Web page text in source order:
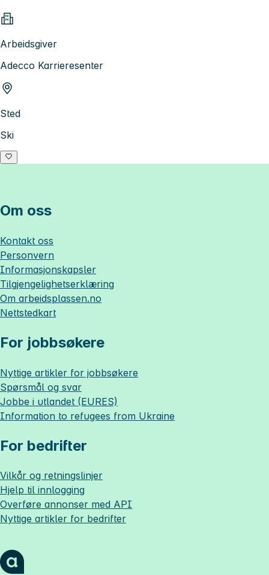
Arbeidsgiver
Adecco Karrieresenter
Sted
Ski
Om oss
Kontakt oss
Personvern
Informasjonskapsler
Tilgjengelighetserklæring
Om arbeidsplassen.no
Nettstedkart
For jobbsøkere
Nyttige artikler for jobbsøkere
Spørsmål og svar
Jobbe i utlandet (EURES)
Information to refugees from Ukraine
For bedrifter
Vilkår og retningslinjer
Hjelp til innlogging
Overføre annonser med API
Nyttige artikler for bedrifter